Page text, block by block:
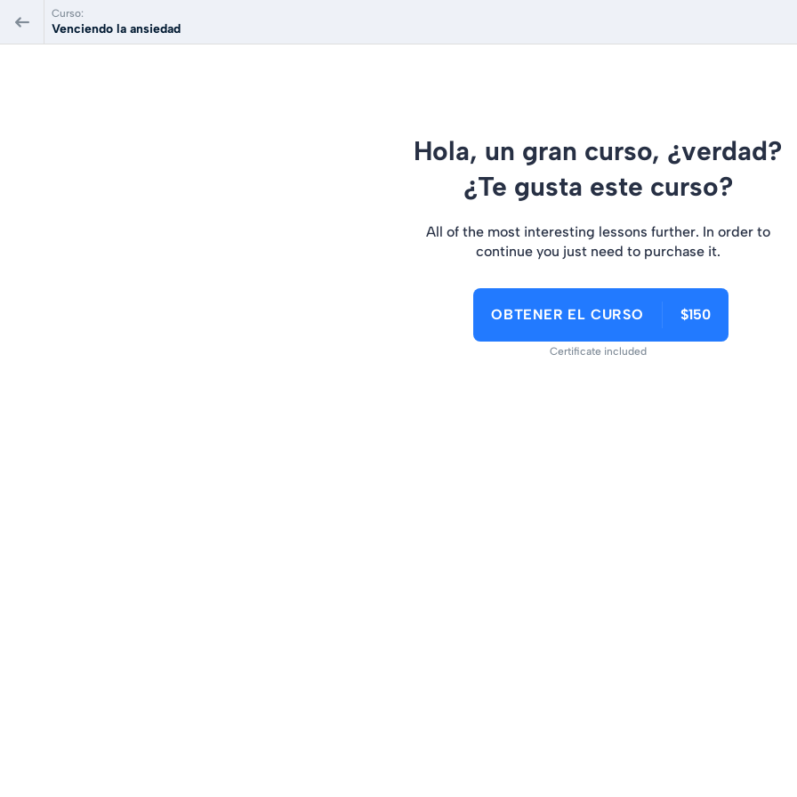
Curso:
Venciendo la ansiedad
Hola, un gran curso, ¿verdad?
¿Te gusta este curso?
All of the most interesting lessons further. In order to
continue you just need to purchase it.
OBTENER EL CURSO $150
Certificate included